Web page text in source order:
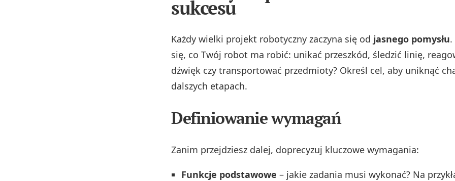
sukcesu
Każdy wielki projekt robotyczny zaczyna się od jasnego pomysłu
się, co Twój robot ma robić: unikać przeszkód, śledzić linię,
dźwięk czy transportować przedmioty? Określ cel, aby uniknąć
dalszych etapach.
Definiowanie wymagań
Zanim przejdziesz dalej, doprecyzuj kluczowe wymagania:
Funkcje podstawowe – jakie zadania musi wykonać? Na